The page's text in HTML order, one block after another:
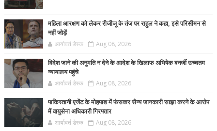
महिला आरक्षण को लेकर रीजीजू के तंज पर राहुल ने कहा, इसे परिसीमन से
नहीं जोड़ें
आर्यावर्त डेस्क Aug 08, 2026
विदेश जाने की अनुमति न देने के आदेश के खिलाफ अभिषेक बनर्जी उच्चतम
न्यायालय पहुंचे
आर्यावर्त डेस्क Aug 08, 2026
पाकिस्तानी एजेंट के मोहपाश में फंसकर सैन्य जानकारी साझा करने के आरोप
में वायुसेना अधिकारी गिरफ्तार
आर्यावर्त डेस्क Aug 08, 2026